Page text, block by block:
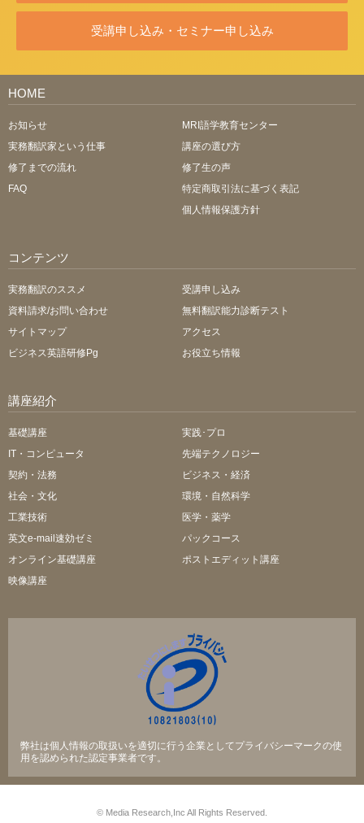
受講申し込み・セミナー申し込み
HOME
お知らせ
MRI語学教育センター
実務翻訳家という仕事
講座の選び方
修了までの流れ
修了生の声
FAQ
特定商取引法に基づく表記
個人情報保護方針
コンテンツ
実務翻訳のススメ
受講申し込み
資料請求/お問い合わせ
無料翻訳能力診断テスト
サイトマップ
アクセス
ビジネス英語研修Pg
お役立ち情報
講座紹介
基礎講座
実践･プロ
IT・コンピュータ
先端テクノロジー
契約・法務
ビジネス・経済
社会・文化
環境・自然科学
工業技術
医学・薬学
英文e-mail速効ゼミ
パックコース
オンライン基礎講座
ポストエディット講座
映像講座
弊社は個人情報の取扱いを適切に行う企業としてプライバシーマークの使
用を認められた認定事業者です。
© Media Research,Inc All Rights Reserved.